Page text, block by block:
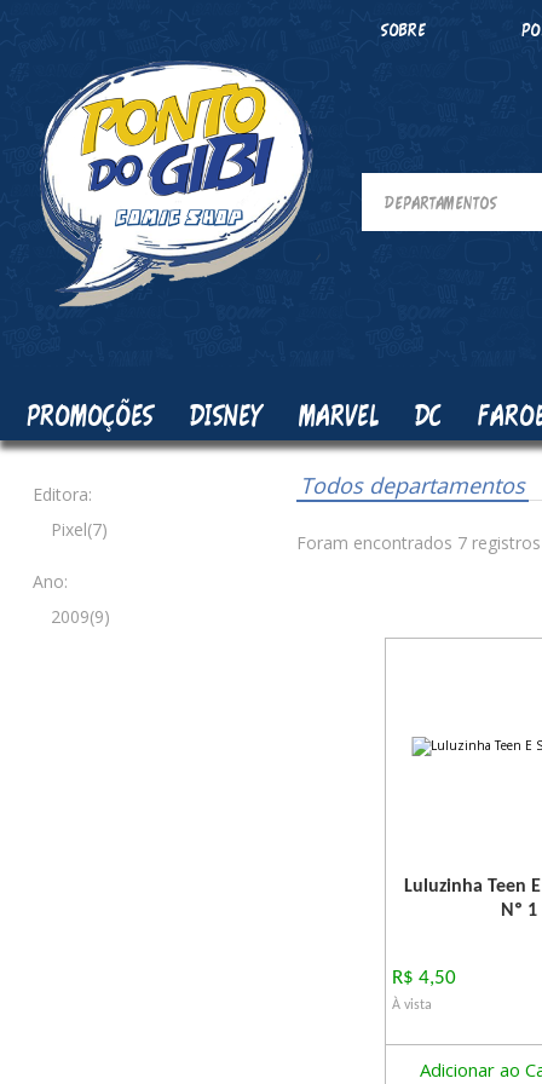
SOBRE
PROMOÇÕES DISNEY MARVEL DC
Editora:
Pixel(7)
Ano:
2009(9)
Todos departamentos
Foram encontrados 7 registros
Luluzinha Teen
Nº 1
R$ 4,50
À vista
Adicionar ao